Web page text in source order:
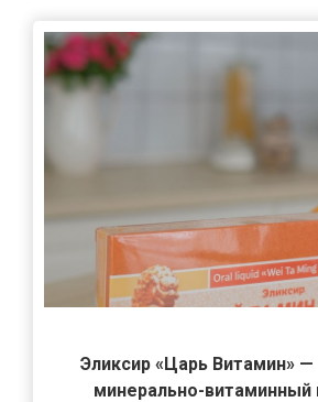
Эликсир «Царь Витамин»
минерально-витаминный